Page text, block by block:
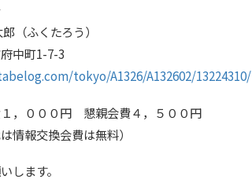
（ふくたろう）
中町1-7-3
tokyo/A1326/A132602/13224310/
，０００円 懇親会費４，５００円
情報交換会費は無料）
します。